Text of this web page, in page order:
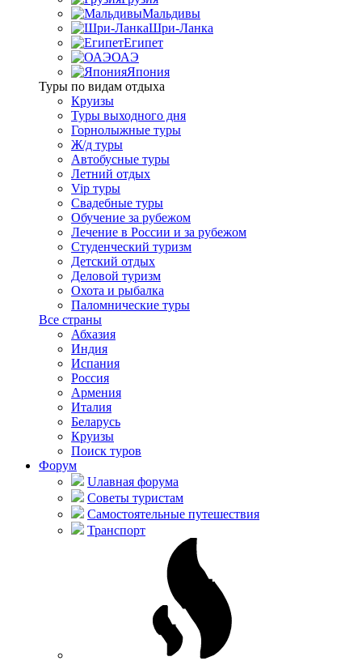
Мальдивы
Шри-Ланка
Египет
ОАЭ
Япония
Туры по видам отдыха
Круизы
Туры выходного дня
Горнолыжные туры
Ж/д туры
Автобусные туры
Летний отдых
Vip туры
Свадебные туры
Обучение за рубежом
Лечение в России и за рубежом
Студенческий туризм
Детский отдых
Деловой туризм
Охота и рыбалка
Паломнические туры
Все страны
Абхазия
Индия
Испания
Россия
Армения
Италия
Беларусь
Круизы
Поиск туров
Форум
Uлавная форума
Советы туристам
Самостоятельные путешествия
Транспорт